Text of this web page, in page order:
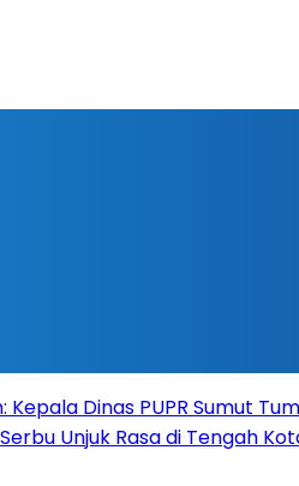
Dinas PUPR Sumut
Unjuk Rasa di Tengah